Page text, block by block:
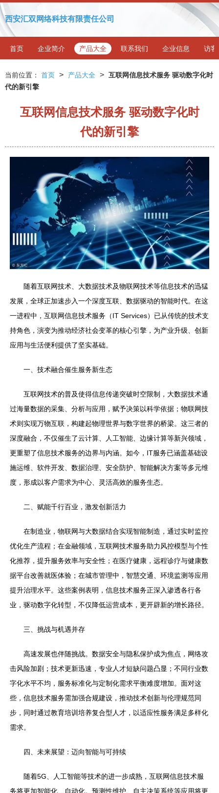
西安汇双网络科技有限责任公司
首页 企业简介 产品大全 联系我们 企业信息 访客
当前位置： 首页 > 产品大全 > 互联网信息技术服务 驱动数字化时
代的新引擎
互联网信息技术服务 驱动数字化时
代的新引擎
随着互联网技术、大数据技术及物联网技术等信息技术的迅猛
发展，全球正加速步入一个深度互联、数据驱动的智能时代。在这
一进程中，互联网信息技术服务（IT Services）已从传统的技术支
持角色，演变为推动经济社会变革的核心引擎，为产业升级、创新
应用与生活便利提供了坚实基础。
一、技术融合催生服务新生态
互联网技术的普及使得信息传递突破时空限制，大数据技术通
过海量数据的采集、分析与应用，赋予决策以科学依据；物联网技
术则实现万物互联，构建起物理世界与数字世界的桥梁。这三者的
深度融合，不仅催生了云计算、人工智能、边缘计算等新兴领域，
更重塑了信息技术服务的边界与内涵。如今，IT服务已涵盖基础设
施运维、软件开发、数据治理、安全防护、智能解决方案等多元维
度，形成以客户需求为中心、灵活高效的服务生态。
二、赋能千行百业，激发创新活力
在制造业，物联网与大数据结合实现智能制造，通过实时监控
优化生产流程；在金融领域，互联网技术服务助力风控模型与个性
化推荐，提升服务效率与安全性；在医疗健康，远程诊疗与健康数
据平台改善就医体验；在城市管理中，智慧交通、环境监测等应用
提升治理水平。这些案例表明，信息技术服务正深入渗透各行各
业，驱动数字化转型，不仅降低运营成本，更开辟新的增长路径。
三、挑战与机遇并存
高速发展也伴随挑战。数据安全与隐私保护成为焦点，网络攻
击风险加剧；技术更新迅速，专业人才短缺问题凸显；不同行业数
字化水平不均，服务标准化与定制化需求平衡难度增加。面对这
些，信息技术服务需加强合规建设，推动技术创新与伦理规范同
步，同时通过教育培训培养复合型人才，以适应性服务满足多样化
需求。
四、未来展望：迈向智能与可持续
随着5G、人工智能等技术的进一步成熟，互联网信息技术服
务将更加智能化、自动化。预测性维护、自主决策系统等应用将更